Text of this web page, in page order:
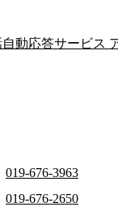
動応答サービス
019-676-3963
019-676-2650